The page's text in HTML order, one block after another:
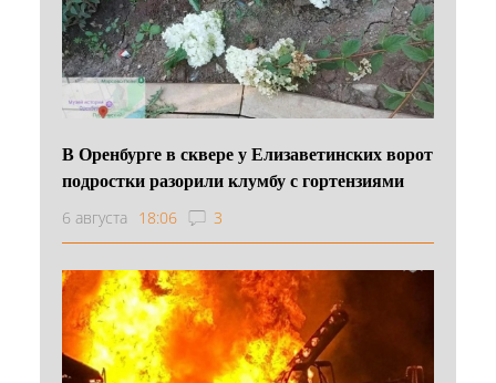
В Оренбурге в сквере у Елизаветинских ворот
подростки разорили клумбу с гортензиями
6 августа 18:06 3